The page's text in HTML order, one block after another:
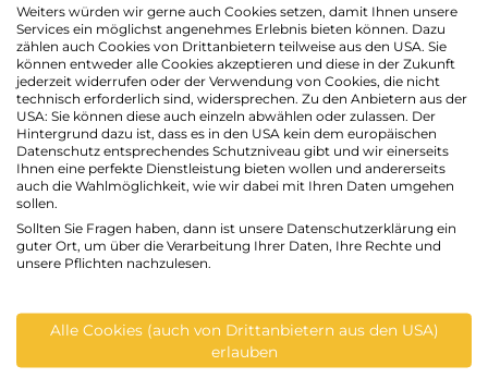
dieses Onlineangebotes Inhalte
Dritter, wie zum Beispiel Videos von
YouTube oder Kartenmaterial von
Google-Maps eingebunden werden.
Dies setzt immer voraus, dass die
Anbieter dieser Inhalte (nachfolgend
bezeichnet als "Dritt-Anbieter") die IP-
Denn ohne die IP-Adresse, könnten sie
die Inhalte nicht an den Browser des
Adresse ist damit für die Darstellung
dieser Inhalte erforderlich. Wir
bemühen uns nur solche Inhalte zu
Weiters würden wir gerne auch Cookies setzen, damit Ihnen unsere
Services ein möglichst angenehmes Erlebnis bieten können. Dazu
zählen auch Cookies von Drittanbietern teilweise aus den USA. Sie
können entweder alle Cookies akzeptieren und diese in der Zukunft
jederzeit widerrufen oder der Verwendung von Cookies, die nicht
technisch erforderlich sind, widersprechen. Zu den Anbietern aus der
USA: Sie können diese auch einzeln abwählen oder zulassen. Der
Hintergrund dazu ist, dass es in den USA kein dem europäischen
Datenschutz entsprechendes Schutzniveau gibt und wir einerseits
Ihnen eine perfekte Dienstleistung bieten wollen und andererseits
auch die Wahlmöglichkeit, wie wir dabei mit Ihren Daten umgehen
sollen.
Sollten Sie Fragen haben, dann ist unsere Datenschutzerklärung ein
guter Ort, um über die Verarbeitung Ihrer Daten, Ihre Rechte und
unsere Pflichten nachzulesen.
Alle Cookies (auch von Drittanbietern aus den USA)
erlauben